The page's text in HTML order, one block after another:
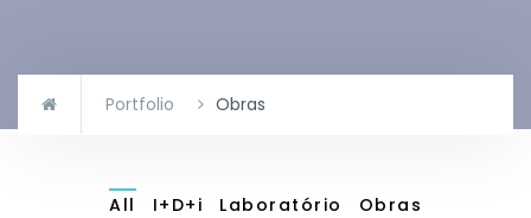
Portfolio Obras
All I+D+i Laboratório
Obras